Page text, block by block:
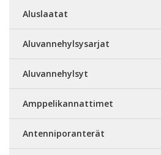
Aluslaatat
Aluvannehylsysarjat
Aluvannehylsyt
Amppelikannattimet
Antenniporanterät